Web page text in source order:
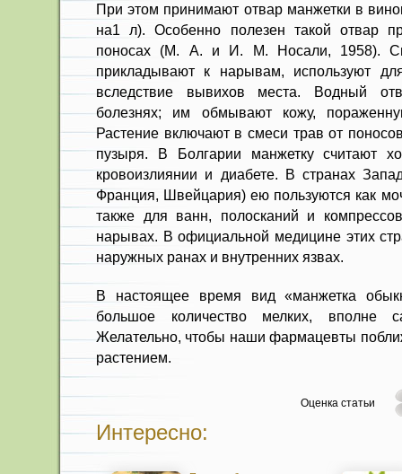
При этом принимают отвар манжетки в
на1 л). Особенно полезен такой отвар
поносах (М. А. и И. М. Носали, 1958).
прикладывают к нарывам, используют
вследствие вывихов места. Водный
болезнях; им обмывают кожу,
Растение включают в смеси трав от
пузыря. В Болгарии манжетку считают
кровоизлиянии и диабете. В странах
Франция, Швейцария) ею пользуются как
также для ванн, полосканий и
нарывах. В официальной медицине этих
наружных ранах и внутренних язвах.
В настоящее время вид «манжетка
большое количество мелких, вполне
Желательно, чтобы наши фармацевты
растением.
Оценка статьи
Интересно: